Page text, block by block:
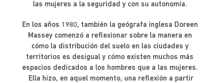
las mujeres a la seguridad y con su autonomía.
En los años 1980, también la geógrafa inglesa Doreen
Massey comenzó a reflexionar sobre la manera en
cómo la distribución del suelo en las ciudades y
territorios es desigual y cómo existen muchos más
espacios dedicados a los hombres que a las mujeres.
Ella hizo, en aquel momento, una reflexión a partir